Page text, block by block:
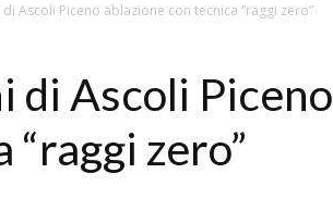
Ascoli Piceno ablazione con tecnica “raggi zero”
di Ascoli Piceno
zero”